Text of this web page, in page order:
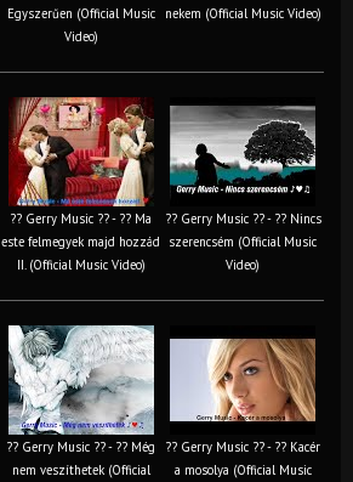
Egyszerűen (Official Music
Video)
nekem (Official Music Video)
?? Gerry Music ?? - ?? Ma
este felmegyek majd hozzád
II. (Official Music Video)
?? Gerry Music ?? - ?? Nincs
szerencsém (Official Music
Video)
?? Gerry Music ?? - ?? Még
nem veszíthetek (Official
?? Gerry Music ?? - ?? Kacér
a mosolya (Official Music